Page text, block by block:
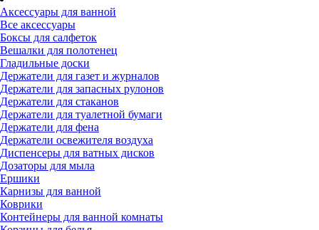
Аксессуары для ванной
Все аксессуары
Боксы для салфеток
Вешалки для полотенец
Гладильные доски
Держатели для газет и журналов
Держатели для запасных рулонов
Держатели для стаканов
Держатели для туалетной бумаги
Держатели для фена
Держатели освежителя воздуха
Диспенсеры для ватных дисков
Дозаторы для мыла
Ершики
Карнизы для ванной
Коврики
Контейнеры для ванной комнаты